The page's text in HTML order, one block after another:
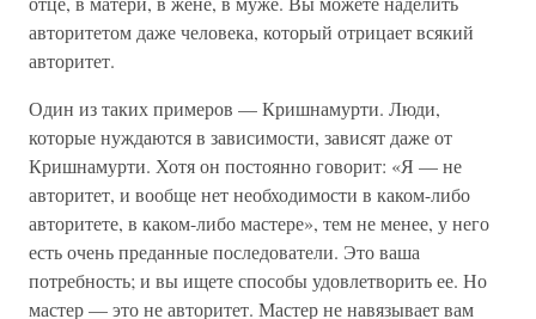
авторитетом даже человека, который отрицает всякий
авторитет.
Один из таких примеров — Кришнамурти. Люди,
которые нуждаются в зависимости, зависят даже от
Кришнамурти. Хотя он постоянно говорит: «Я — не
авторитет, и вообще нет необходимости в каком-либо
авторитете, в каком-либо мастере», тем не менее, у него
есть очень преданные последователи. Это ваша
потребность; и вы ищете способы удовлетворить ее. Но
мастер — это не авторитет. Мастер не навязывает вам